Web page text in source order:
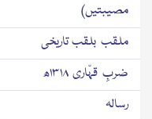
مصیبتیں)
ملقب بلقب تاریخی
ضربِ قہّاری ۱۳۱۸ھ
رسالہ